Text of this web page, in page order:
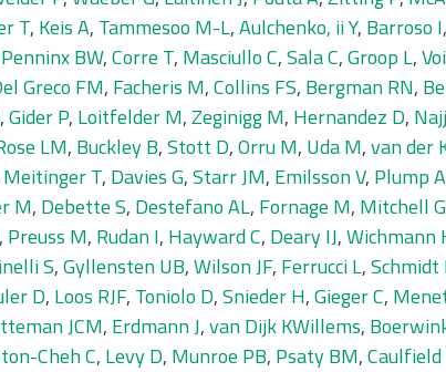
T, Keis A, Tammesoo M-L,Aulchenko, ii Y, Barroso I,
Penninx BW,Corre T, Masciullo C,Sala C,Groop L,
Greco FM, Facheris M,Collins FS, Bergman RN,
,Gider P, Loitfelder M,Zeginigg M, Hernandez D,
LM, Buckley B,Stott D,Orru M, Uda M,van der
Meitinger T, Davies G,Starr JM, Emilsson V, Plump A
M, Debette S, Destefano AL, Fornage M, Mitchell
, Preuss M, Rudan I, Hayward C, Deary IJ,Wichmann
S,Gyllensten UB,Wilson JF, Ferrucci L,Schmidt
D, Loos RJF, Toniolo D,Snieder H,Gieger C,
JCM, Erdmann J,van Dijk KWillems,
Cheh C, Levy D, Munroe PB, Psaty BM,Caulfield